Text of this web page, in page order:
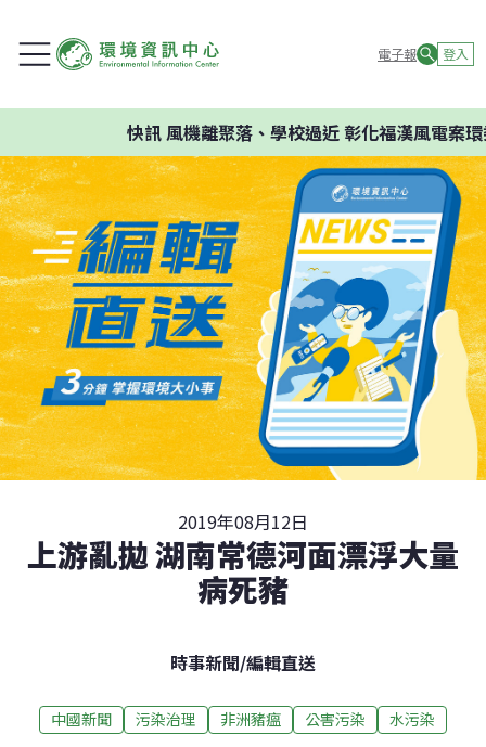
電子報 登入
快訊風機離聚落、學校過近 彰化福漢風電案環
2019年08月12日
上游亂拋 湖南常德河面漂浮大量
病死豬
時事新聞/編輯直送
中國新聞 污染治理 非洲豬瘟 公害污染 水污染